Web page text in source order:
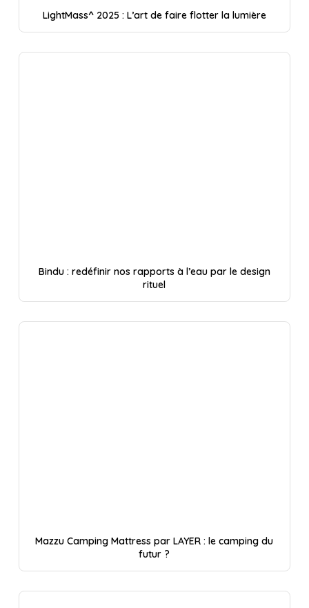
LightMass^ 2025 : L’art de faire flotter la lumière
Bindu : redéfinir nos rapports à l’eau par le design
rituel
Mazzu Camping Mattress par LAYER : le camping du
futur ?